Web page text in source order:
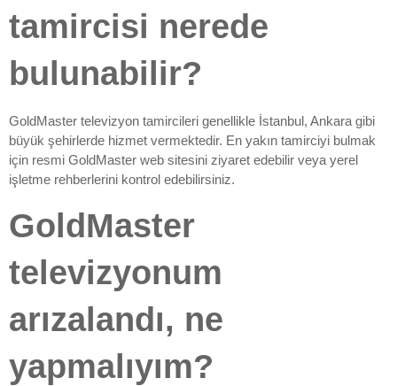
tamircisi nerede
bulunabilir?
GoldMaster televizyon tamircileri genellikle İstanbul, Ankara gibi
büyük şehirlerde hizmet vermektedir. En yakın tamirciyi bulmak
için resmi GoldMaster web sitesini ziyaret edebilir veya yerel
işletme rehberlerini kontrol edebilirsiniz.
GoldMaster
televizyonum
arızalandı, ne
yapmalıyım?